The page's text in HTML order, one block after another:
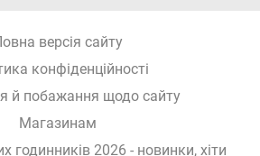
версія сайту
конфіденційності
й побажання щодо сайту
Магазинам
годинників 2026 - новинки, хіти